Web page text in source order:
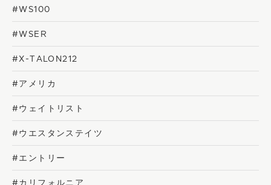
#WS100
#WSER
#X-TALON212
#アメリカ
#ウェイトリスト
#ウエスタンステイツ
#エントリー
#カリフォルニア